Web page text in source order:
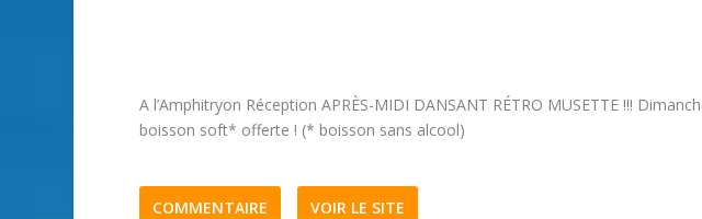
A l’Amphitryon Réception APRÈS-MIDI DANSANT RÉTRO MUSETTE !!!
boisson soft* offerte ! (* boisson sans alcool)
COMMENTAIRE VOIR LE SITE